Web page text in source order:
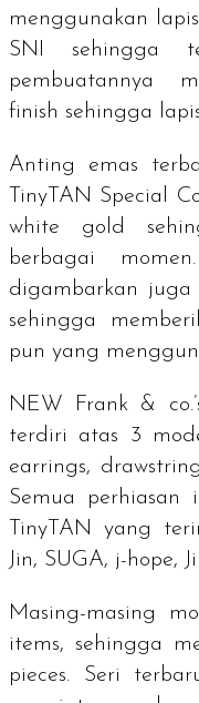
menggunakan
SNI sehingga
pembuatannya
finish sehingga
Anting emas
TinyTAN Special
white gold
berbagai
digambarkan juga
sehingga
pun yang
NEW Frank &
terdiri atas 3
earrings,
Semua perhiasan
TinyTAN yang
Jin, SUGA, j-hope,
Masing-masing
items, sehingga
pieces. Seri